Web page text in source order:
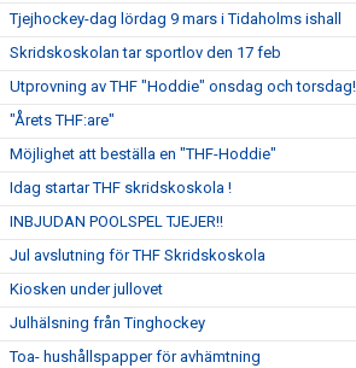
Tjejhockey-dag lördag 9 mars i Tidaholms ishall
Skridskoskolan tar sportlov den 17 feb
Utprovning av THF "Hoddie" onsdag och torsdag!
"Årets THF:are"
Möjlighet att beställa en "THF-Hoddie"
Idag startar THF skridskoskola !
INBJUDAN POOLSPEL TJEJER!!
Jul avslutning för THF Skridskoskola
Kiosken under jullovet
Julhälsning från Tinghockey
Toa- hushållspapper för avhämtning